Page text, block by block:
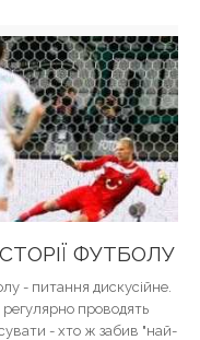
ФУТБОЛУ
- питання дискусійне.
регулярно проводять
- хто ж забив "най-